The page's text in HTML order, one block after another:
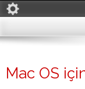
Mac OS